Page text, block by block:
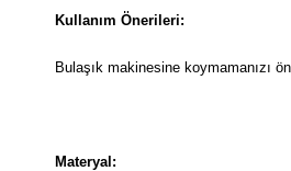
Kullanım Önerileri:
Bulaşık makinesine koymamanızı
Materyal: